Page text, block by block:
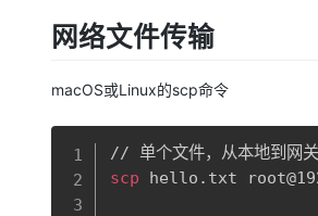
网络文件传输
macOS或Linux的scp命令
scp hello.txt